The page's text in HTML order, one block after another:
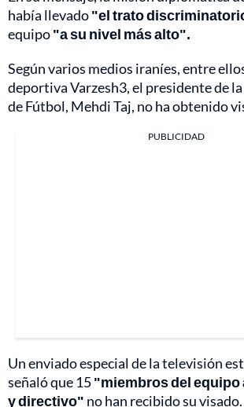
había llevado"el trato
equipo"a su nivel más alto".
Según varios medios iraníes, entre
deportiva Varzesh3, el presidente de
de Fútbol, Mehdi Taj, no ha obtenido
PUBLICIDAD
Un enviado especial de la televisión
señaló que 15"miembros del
y directivo" no han recibido su visado.